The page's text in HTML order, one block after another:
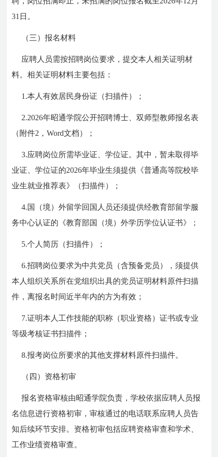
31日。
（三）报名材料
应聘人员需按招聘岗位要求，提交本人相关证明材
料。相关证明材料主要包括：
1.本人有效居民身份证（扫描件）；
2.2026年昭通学院公开招聘博士、双师型教师报名表
（附件2，Word文档）；
3.应聘岗位所需毕业证、学位证。其中，暂未取得毕
业证、学位证的2026年毕业生须提供《普通高等院校毕
业生就业推荐表》（扫描件）；
4.国（境）外留学回国人员还须提供经教育部留学服
务中心认证的《教育部国（境）外学历学位认证书》；
5.个人简历（扫描件）；
6.招聘岗位要求为中共党员（含预备党员），须提供
本人组织关系所在党组织出具的党员证明材料原件扫描
件，离报名时间近半年内的方为有效；
7.证明本人工作技能的职称（职业资格）证书或专业
等级考核证书扫描件；
8.报考岗位所要求的其他支撑材料原件扫描件。
（四）资格初审
报名资格审核由昭通学院负责，学校依据应聘人员报
名信息进行资格初审，审核通过的电话联系应聘人员告
知后续环节安排。资格初审包括应聘资格审查和学术、
工作业绩资格审查。